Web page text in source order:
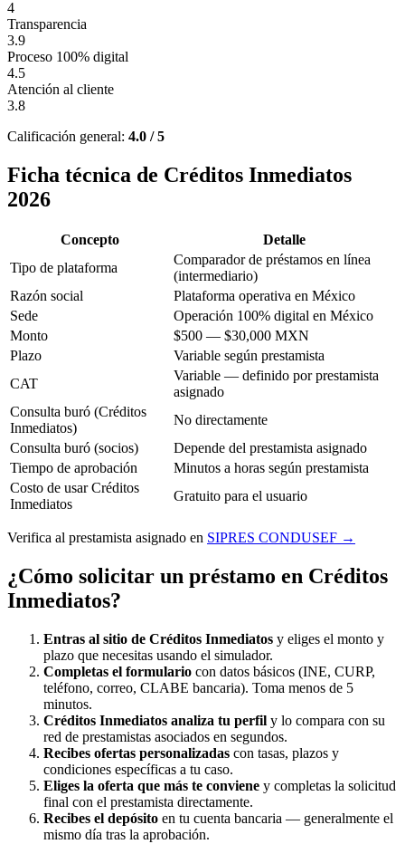
4
Transparencia
3.9
Proceso 100% digital
4.5
Atención al cliente
3.8
Calificación general: 4.0 / 5
Ficha técnica de Créditos Inmediatos
2026
Concepto
Detalle
Tipo de plataforma
Comparador de préstamos en línea
(intermediario)
Razón social
Plataforma operativa en México
Sede
Operación 100% digital en México
Monto
$500 — $30,000 MXN
Plazo
Variable según prestamista
CAT
Variable — definido por prestamista
asignado
Consulta buró (Créditos
Inmediatos)
No directamente
Consulta buró (socios)
Depende del prestamista asignado
Tiempo de aprobación
Minutos a horas según prestamista
Costo de usar Créditos
Inmediatos
Gratuito para el usuario
Verifica al prestamista asignado en SIPRES CONDUSEF →
¿Cómo solicitar un préstamo en Créditos
Inmediatos?
Entras al sitio de Créditos Inmediatos y eliges el monto y
plazo que necesitas usando el simulador.
Completas el formulario con datos básicos (INE, CURP,
teléfono, correo, CLABE bancaria). Toma menos de 5
minutos.
Créditos Inmediatos analiza tu perfil y lo compara con su
red de prestamistas asociados en segundos.
Recibes ofertas personalizadas con tasas, plazos y
condiciones específicas a tu caso.
Eliges la oferta que más te conviene y completas la solicitud
final con el prestamista directamente.
Recibes el depósito en tu cuenta bancaria — generalmente el
mismo día tras la aprobación.